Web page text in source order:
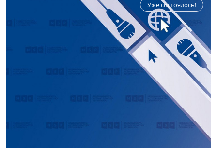
Уже состоялось!